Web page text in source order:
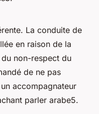
La conduite de
en raison de la
non-respect du
de ne pas
accompagnateur
parler arabe5.